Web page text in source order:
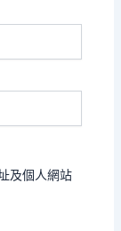
及個人網站